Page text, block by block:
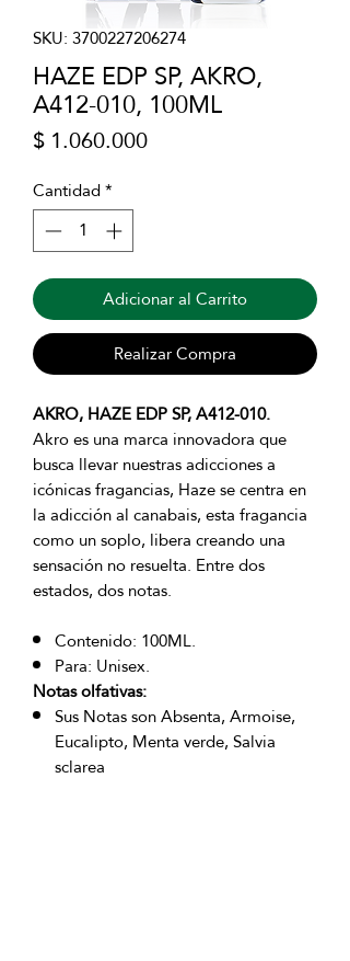
SKU: 3700227206274
HAZE EDP SP, AKRO,
A412-010, 100ML
$ 1.060.000Precio
Cantidad*
Adicionar al Carrito
Realizar Compra
AKRO, HAZE EDP SP, A412-010.
Akro es una marca innovadora que
busca llevar nuestras adicciones a
icónicas fragancias, Haze se centra en
la adicción al canabais, esta fragancia
como un soplo, libera creando una
sensación no resuelta. Entre dos
estados, dos notas.
Contenido: 100ML.
Para: Unisex.
Notas olfativas:
Sus Notas son Absenta, Armoise,
Eucalipto, Menta verde, Salvia
sclarea